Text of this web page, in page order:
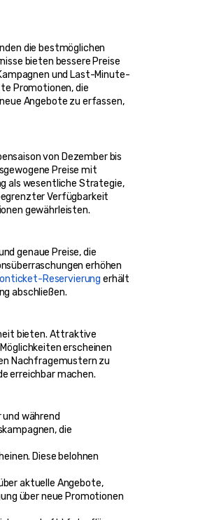
die bestmöglichen
bieten bessere Preise
und Last-Minute-
Promotionen, die
Angebote zu erfassen,
von Dezember bis
Preise mit
als wesentliche Strategie,
Verfügbarkeit
gewährleisten.
genaue Preise, die
erhöhen
Reservierung erhält
abschließen.
bieten. Attraktive
erscheinen
Nachfragemustern zu
erreichbar machen.
während
die
Diese belohnen
aktuelle Angebote,
über neue Promotionen